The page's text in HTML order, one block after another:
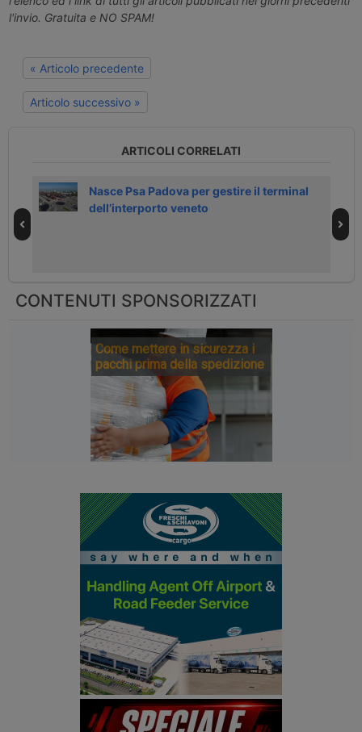
l'invio. Gratuita e NO SPAM!
« Articolo precedente
Articolo successivo »
ARTICOLI CORRELATI
Nasce Psa Padova per gestire il terminal
dell’interporto veneto
CONTENUTI SPONSORIZZATI
Come mettere in sicurezza i
pacchi prima della spedizione